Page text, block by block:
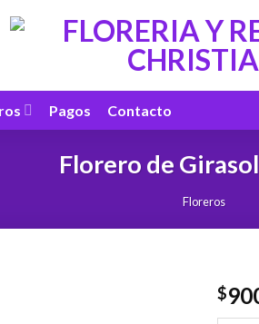
Pagos Contacto
Florero de
Floreros
$